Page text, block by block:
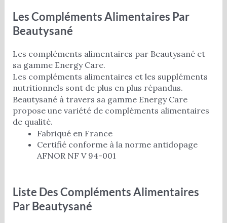
Les Compléments Alimentaires Par
Beautysané
Les compléments alimentaires par Beautysané et
sa gamme Energy Care.
Les compléments alimentaires et les suppléments
nutritionnels sont de plus en plus répandus.
Beautysané à travers sa gamme Energy Care
propose une variété de compléments alimentaires
de qualité.
Fabriqué en France
Certifié conforme à la norme antidopage
AFNOR NF V 94-001
Liste Des Compléments Alimentaires
Par Beautysané